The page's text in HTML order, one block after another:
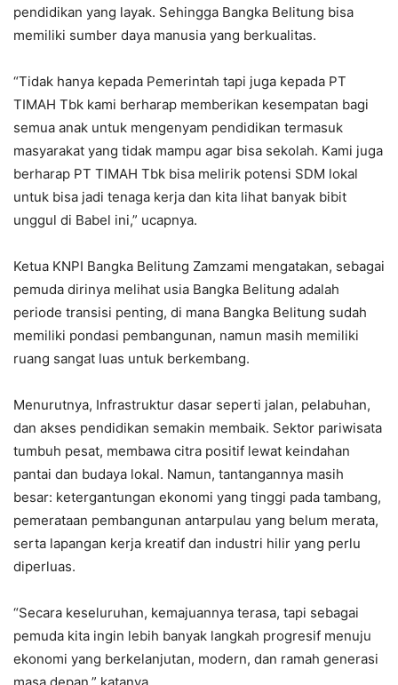
pendidikan yang layak. Sehingga Bangka Belitung bisa
memiliki sumber daya manusia yang berkualitas.
“Tidak hanya kepada Pemerintah tapi juga kepada PT
TIMAH Tbk kami berharap memberikan kesempatan bagi
semua anak untuk mengenyam pendidikan termasuk
masyarakat yang tidak mampu agar bisa sekolah. Kami juga
berharap PT TIMAH Tbk bisa melirik potensi SDM lokal
untuk bisa jadi tenaga kerja dan kita lihat banyak bibit
unggul di Babel ini,” ucapnya.
Ketua KNPI Bangka Belitung Zamzami mengatakan, sebagai
pemuda dirinya melihat usia Bangka Belitung adalah
periode transisi penting, di mana Bangka Belitung sudah
memiliki pondasi pembangunan, namun masih memiliki
ruang sangat luas untuk berkembang.
Menurutnya, Infrastruktur dasar seperti jalan, pelabuhan,
dan akses pendidikan semakin membaik. Sektor pariwisata
tumbuh pesat, membawa citra positif lewat keindahan
pantai dan budaya lokal. Namun, tantangannya masih
besar: ketergantungan ekonomi yang tinggi pada tambang,
pemerataan pembangunan antarpulau yang belum merata,
serta lapangan kerja kreatif dan industri hilir yang perlu
diperluas.
“Secara keseluruhan, kemajuannya terasa, tapi sebagai
pemuda kita ingin lebih banyak langkah progresif menuju
ekonomi yang berkelanjutan, modern, dan ramah generasi